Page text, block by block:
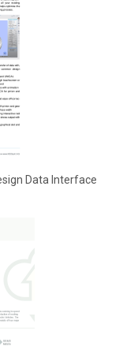
Data Interface